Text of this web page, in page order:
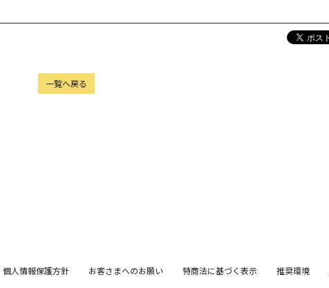
一覧へ戻る
個人情報保護方針 お客さまへのお願い 特商法に基づく表示 推奨環境